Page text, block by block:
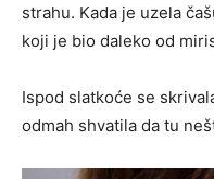
strahu. Kada je uzela
koji je bio daleko od
Ispod slatkoće se
odmah shvatila da tu